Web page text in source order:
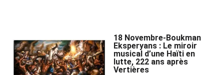
18 Novembre-Boukman
Eksperyans : Le miroir
musical d’une Haïti en
lutte, 222 ans après
Vertières